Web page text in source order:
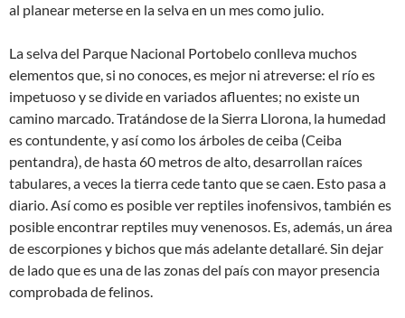
al planear meterse en la selva en un mes como julio.
La selva del Parque Nacional Portobelo conlleva muchos
elementos que, si no conoces, es mejor ni atreverse: el río es
impetuoso y se divide en variados afluentes; no existe un
camino marcado. Tratándose de la Sierra Llorona, la humedad
es contundente, y así como los árboles de ceiba (Ceiba
pentandra), de hasta 60 metros de alto, desarrollan raíces
tabulares, a veces la tierra cede tanto que se caen. Esto pasa a
diario. Así como es posible ver reptiles inofensivos, también es
posible encontrar reptiles muy venenosos. Es, además, un área
de escorpiones y bichos que más adelante detallaré. Sin dejar
de lado que es una de las zonas del país con mayor presencia
comprobada de felinos.